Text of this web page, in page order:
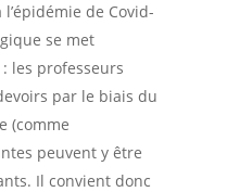
de Covid-
se met
les professeurs
par le biais du
(comme
peuvent y être
Il convient donc